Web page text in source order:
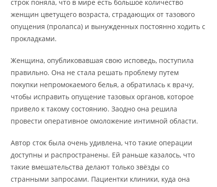
строк поняла, что в мире есть большое количество
женщин цветущего возраста, страдающих от тазового
опущения (пролапса) и вынужденных постоянно ходить с
прокладками.
Женщина, опубликовавшая свою исповедь, поступила
правильно. Она не стала решать проблему путем
покупки непромокаемого белья, а обратилась к врачу,
чтобы исправить опущение тазовых органов, которое
привело к такому состоянию. Заодно она решила
провести оперативное омоложение интимной области.
Автор сток была очень удивлена, что такие операции
доступны и распространены. Ей раньше казалось, что
такие вмешательства делают только звёзды со
странными запросами. Пациентки клиники, куда она